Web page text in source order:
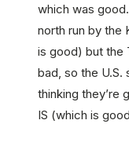
which was
north run by the
is good) but the
bad, so the
thinking they’re
IS (which is